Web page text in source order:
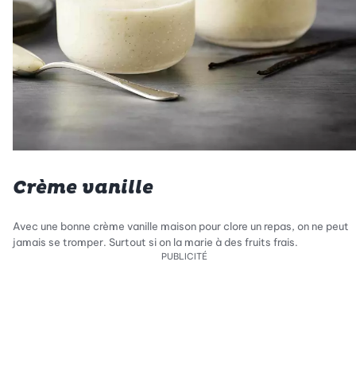
Crème vanille
Avec une bonne crème vanille maison pour clore un repas, on ne peut
jamais se tromper. Surtout si on la marie à des fruits frais.
PUBLICITÉ